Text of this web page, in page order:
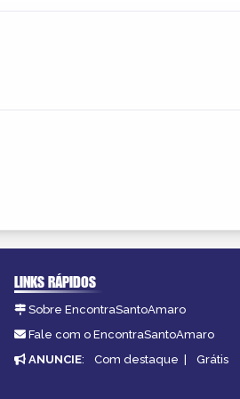
LINKS RÁPIDOS
Sobre EncontraSantoAmaro
Fale com o EncontraSantoAmaro
ANUNCIE: Com destaque | Grátis